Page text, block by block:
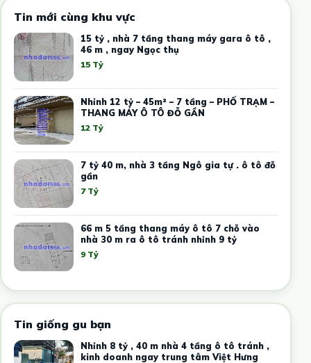
Tin mới cùng khu vực
15 tỷ , nhà 7 tầng thang máy gara ô tô ,
46 m , ngay Ngọc thụ
15 Tỷ
Nhỉnh 12 tỷ – 45m² – 7 tầng – PHỐ TRẠM –
THANG MÁY Ô TÔ ĐỖ GẦN
12 Tỷ
7 tỷ 40 m, nhà 3 tầng Ngô gia tự . ô tô đỗ
gần
7 Tỷ
66 m 5 tầng thang máy ô tô 7 chỗ vào
nhà 30 m ra ô tô tránh nhỉnh 9 tỷ
9 Tỷ
Tin giống gu bạn
Nhỉnh 8 tỷ , 40 m nhà 4 tầng ô tô tránh ,
kinh doanh ngay trung tâm Việt Hưng